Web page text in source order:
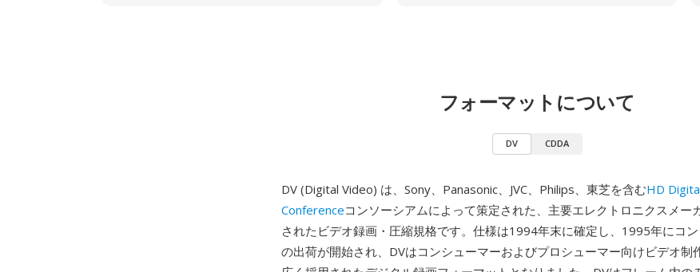
フォーマットについて
DV CDDA
DV (Digital Video) は、Sony、Panasonic、JVC、Philips、東芝を含むHD
Conferenceコンソーシアムによって策定された、主要エレクトロニクスメー
されたビデオ録画・圧縮規格です。仕様は1994年末に確定し、1995年にコ
の出荷が開始され、DVはコンシューマーおよびプロシューマー向けビデオ制